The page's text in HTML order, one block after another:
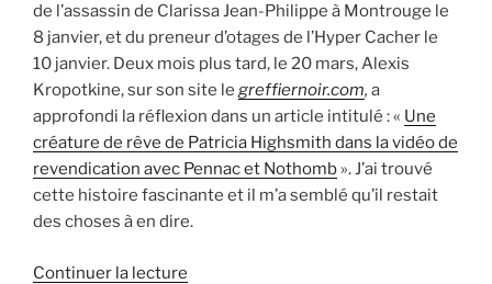
de l’assassin de Clarissa Jean-Philippe à Montrouge le
8 janvier, et du preneur d’otages de l’Hyper Cacher le
10 janvier. Deux mois plus tard, le 20 mars, Alexis
Kropotkine, sur son site le greffiernoir.com, a
approfondi la réflexion dans un article intitulé : « Une
créature de rêve de Patricia Highsmith dans la vidéo de
revendication avec Pennac et Nothomb ». J’ai trouvé
cette histoire fascinante et il m’a semblé qu’il restait
des choses à en dire.
Continuer la lecture